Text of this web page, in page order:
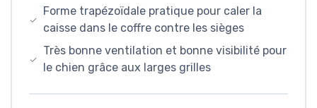
Forme trapézoïdale pratique pour caler la
caisse dans le coffre contre les sièges
Très bonne ventilation et bonne visibilité pour
le chien grâce aux larges grilles